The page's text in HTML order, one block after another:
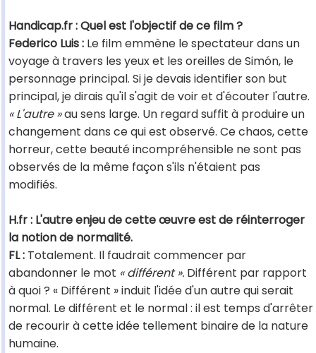
Handicap.fr : Quel est l'objectif de ce film ?
Federico Luis : Le film emmène le spectateur dans un
voyage à travers les yeux et les oreilles de Simón, le
personnage principal. Si je devais identifier son but
principal, je dirais qu'il s'agit de voir et d'écouter l'autre.
« L'autre »au sens large. Un regard suffit à produire un
changement dans ce qui est observé. Ce chaos, cette
horreur, cette beauté incompréhensible ne sont pas
observés de la même façon s'ils n'étaient pas
modifiés.
H.fr : L'autre enjeu de cette œuvre est de réinterroger
la notion de normalité.
FL : Totalement. Il faudrait commencer par
abandonner le mot « différent ». Différent par rapport
à quoi ? « Différent » induit l'idée d'un autre qui serait
normal. Le différent et le normal : il est temps d'arrêter
de recourir à cette idée tellement binaire de la nature
humaine.